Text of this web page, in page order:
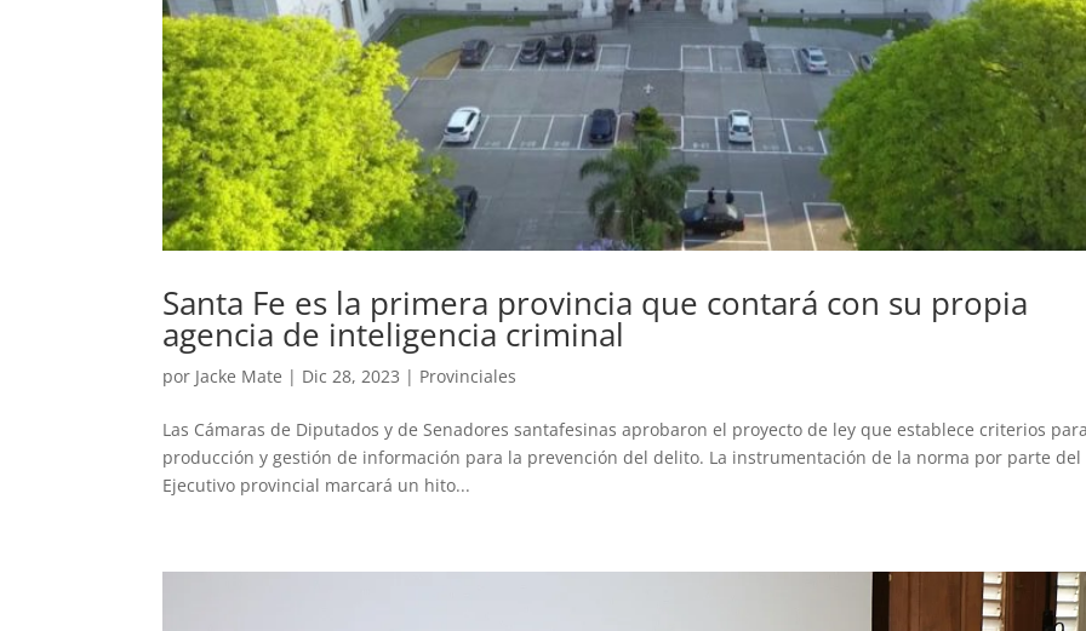
Santa Fe es la primera provincia que contará con su propia
agencia de inteligencia criminal
por Jacke Mate | Dic 28, 2023 | Provinciales
Las Cámaras de Diputados y de Senadores santafesinas aprobaron el proyecto de ley que establece criterios
producción y gestión de información para la prevención del delito. La instrumentación de la norma por parte del
Ejecutivo provincial marcará un hito...